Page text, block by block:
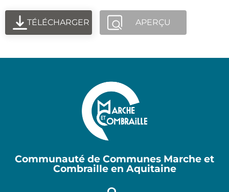
TÉLÉCHARGER APERÇU
Communauté de Communes Marche et
Combraille en Aquitaine